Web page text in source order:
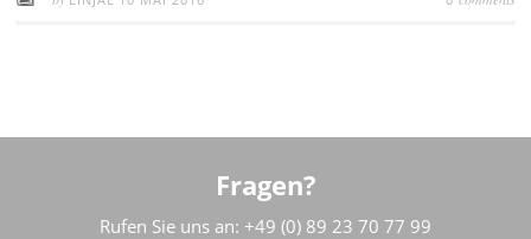
Fragen?
Rufen Sie uns an: +49 (0) 89 23 70 77 99